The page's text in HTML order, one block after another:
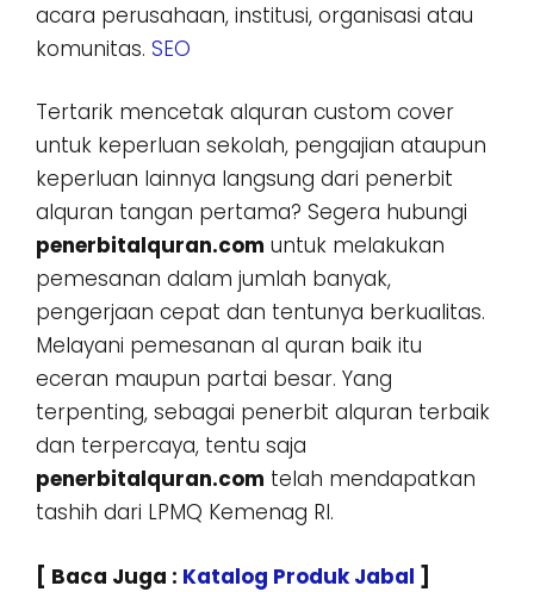
acara perusahaan, institusi, organisasi atau
komunitas. SEO
Tertarik mencetak alquran custom cover
untuk keperluan sekolah, pengajian ataupun
keperluan lainnya langsung dari penerbit
alquran tangan pertama? Segera hubungi
penerbitalquran.com untuk melakukan
pemesanan dalam jumlah banyak,
pengerjaan cepat dan tentunya berkualitas.
Melayani pemesanan al quran baik itu
eceran maupun partai besar. Yang
terpenting, sebagai penerbit alquran terbaik
dan terpercaya, tentu saja
penerbitalquran.com telah mendapatkan
tashih dari LPMQ Kemenag RI.
[ Baca Juga : Katalog Produk Jabal ]